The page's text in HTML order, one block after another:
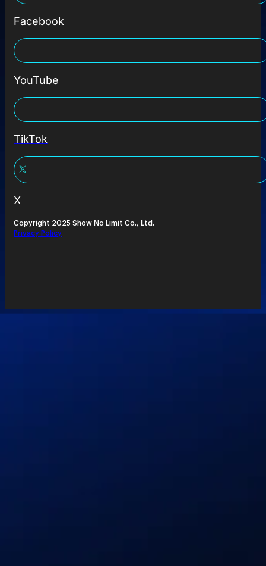
Facebook
YouTube
TikTok
X
Copyright 2025 Show No Limit Co., Ltd.
Privacy Policy